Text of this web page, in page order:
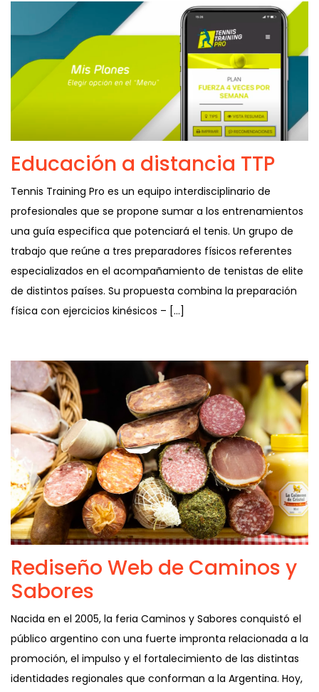
Educación a distancia TTP
Tennis Training Pro es un equipo interdisciplinario de
profesionales que se propone sumar a los entrenamientos
una guía especifica que potenciará el tenis. Un grupo de
trabajo que reúne a tres preparadores físicos referentes
especializados en el acompañamiento de tenistas de elite
de distintos países. Su propuesta combina la preparación
física con ejercicios kinésicos – […]
Rediseño Web de Caminos y
Sabores
Nacida en el 2005, la feria Caminos y Sabores conquistó el
público argentino con una fuerte impronta relacionada a la
promoción, el impulso y el fortalecimiento de las distintas
identidades regionales que conforman a la Argentina. Hoy,